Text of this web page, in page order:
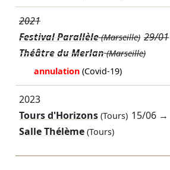
2021
Festival Parallèle(Marseille) 29/01
Théâtre du Merlan (Marseille)
annulation (Covid-19)
2023
Tours d'Horizons(Tours) 15/06 →
Salle Thélème (Tours)